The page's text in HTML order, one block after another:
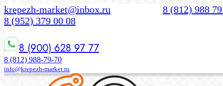
krepezh-market@inbox.ru
8 (812) 988
8 (952) 379 00 08
8 (900) 628 97 77
8 (812) 988-79-70
info@krepezh-market.ru